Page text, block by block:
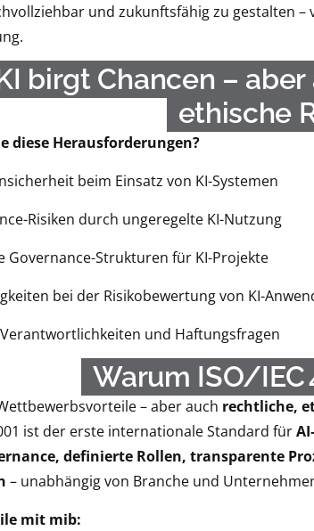
und zukunftsfähig zu gestalten
birgt Chancen –
ethische
diese Herausforderungen?
beim Einsatz von KI-Systemen
Risiken durch ungeregelte KI-Nutzung
Governance-Strukturen für KI-Projekte
bei der Risikobewertung von KI-
Verantwortlichkeiten und Haftungsfragen
Warum ISO/IEC
– aber auch rechtliche,
ist der erste internationale Standard für
definierte Rollen, transparente
– unabhängig von Branche und
mit mib: